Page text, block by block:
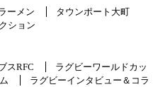
ーメン
タウンポート大町
ション
スRFC
ラグビーワールドカッ
ラグビーインタビュー＆コラ